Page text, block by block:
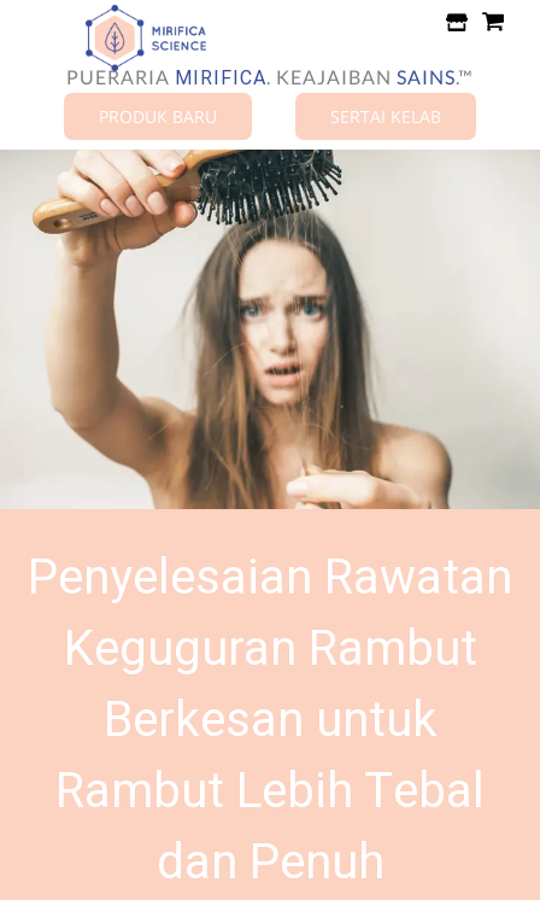
kandunganPUERARIA MIRIFICA KEAJAIBAN SAINS.™
PRODUK BARU
SERTAI KELAB
Penyelesaian Rawatan
Keguguran Rambut
Berkesan untuk
Rambut Lebih Tebal
dan Penuh